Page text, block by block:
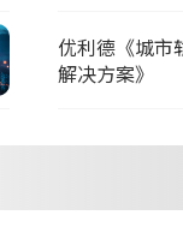
优利德《城市
解决方案》